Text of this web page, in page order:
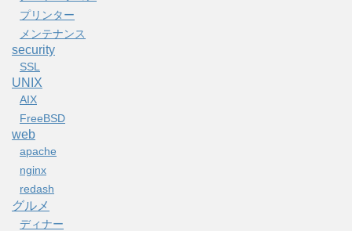
プリンター
メンテナンス
security
SSL
UNIX
AIX
FreeBSD
web
apache
nginx
redash
グルメ
ディナー